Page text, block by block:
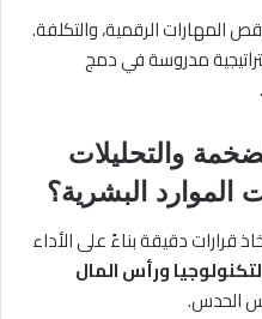
المهارات الرقمية، والتكلفة.
مدروسة في دمج
.
والتحليلات
الموارد البشرية؟
قرارات دقيقة بناءً على الأداء
ورأس المال
الحدس.